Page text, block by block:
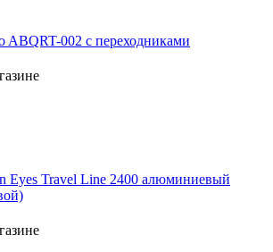
ABQRT-002 с переходниками
Eyes Travel Line 2400 алюминиевый